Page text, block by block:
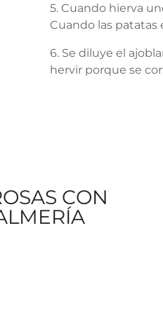
5. Cuando hierva
Cuando las patatas
6. Se diluye el
hervir porque se
CON